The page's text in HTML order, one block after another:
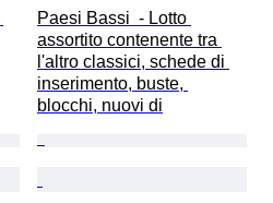
Paesi Bassi  - Lotto
assortito contenente tra
l'altro classici, schede di
inserimento, buste,
blocchi, nuovi di